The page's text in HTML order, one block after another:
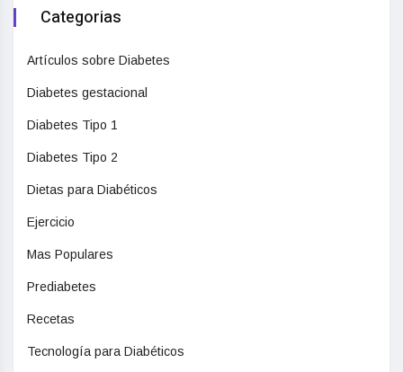
Categorias
Artículos sobre Diabetes
Diabetes gestacional
Diabetes Tipo 1
Diabetes Tipo 2
Dietas para Diabéticos
Ejercicio
Mas Populares
Prediabetes
Recetas
Tecnología para Diabéticos